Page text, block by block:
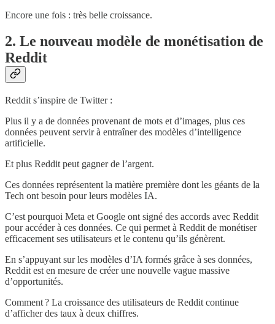
Encore une fois : très belle croissance.
2. Le nouveau modèle de monétisation de
Reddit
Reddit s’inspire de Twitter :
Plus il y a de données provenant de mots et d’images, plus ces
données peuvent servir à entraîner des modèles d’intelligence
artificielle.
Et plus Reddit peut gagner de l’argent.
Ces données représentent la matière première dont les géants de la
Tech ont besoin pour leurs modèles IA.
C’est pourquoi Meta et Google ont signé des accords avec Reddit
pour accéder à ces données. Ce qui permet à Reddit de monétiser
efficacement ses utilisateurs et le contenu qu’ils génèrent.
En s’appuyant sur les modèles d’IA formés grâce à ses données,
Reddit est en mesure de créer une nouvelle vague massive
d’opportunités.
Comment ? La croissance des utilisateurs de Reddit continue
d’afficher des taux à deux chiffres.